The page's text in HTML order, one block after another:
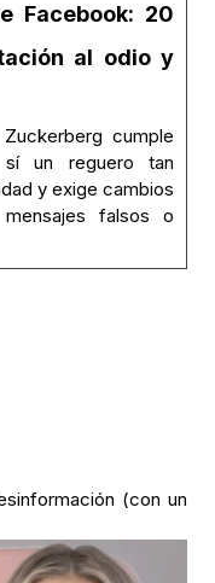
Facebook: 20
al odio y
cumple
un reguero tan
y exige cambios
falsos o
(con un